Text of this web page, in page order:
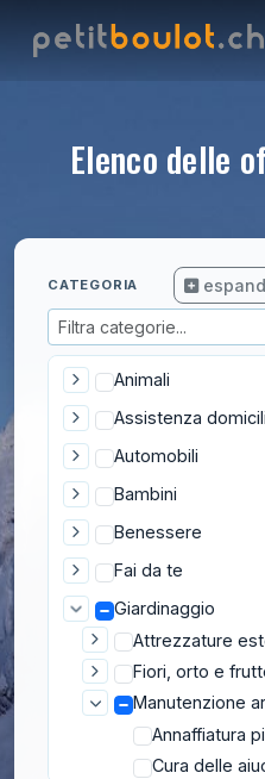
Elenco delle
CATEGORIA
Animali
Assistenza
Automobili
Bambini
Benessere
Fai da te
Giardinaggio
Attrezzature
Fiori, orto e
Manutenzione
Annaffiatura
Cura delle